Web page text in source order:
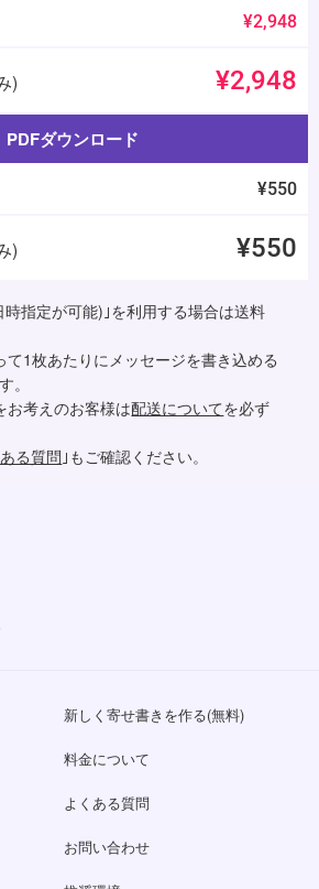
¥2,948
) ¥2,948
PDFダウンロード
¥550
) ¥550
指定が可能)｣を利用する場合は送料
1枚あたりにメッセージを書き込める
。
お考えのお客様は配送についてを必ず
る質問 ｣もご確認ください。
新しく寄せ書きを作る(無料)
料金について
よくある質問
お問い合わせ